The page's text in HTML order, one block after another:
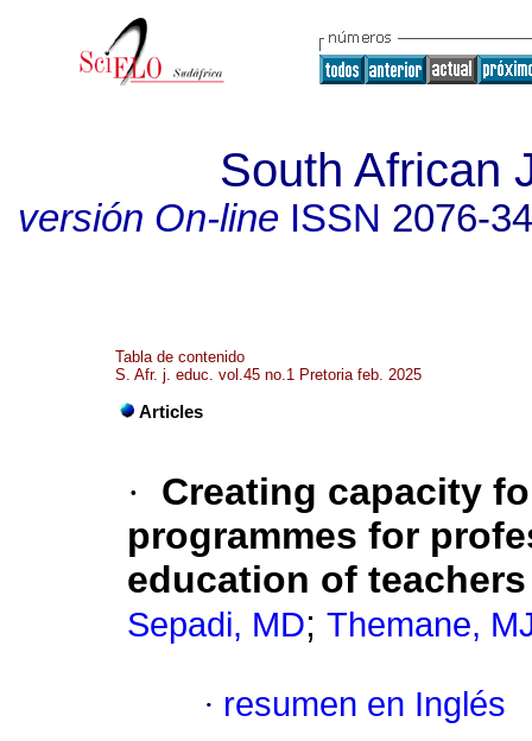
South African
versión On-lineISSN 2076-
Tabla de contenido
S. Afr. j. educ. vol.45 no.1 Pretoria feb. 2025
Articles
·
Creating capacity
programmes for
education of
Sepadi, MD; Themane,
· resumen en Inglés